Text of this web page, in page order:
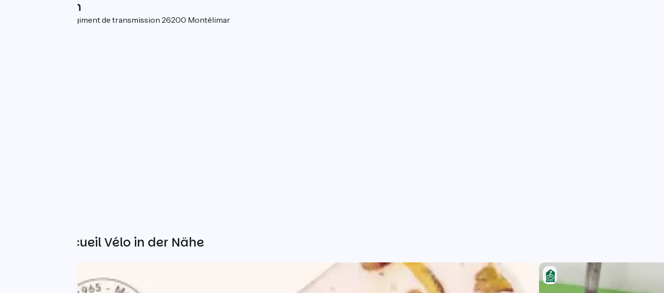
Localisation
7 rue du 45ème Régiment de transmission 26200 Montélimar
Weitere Accueil Vélo in der Nähe